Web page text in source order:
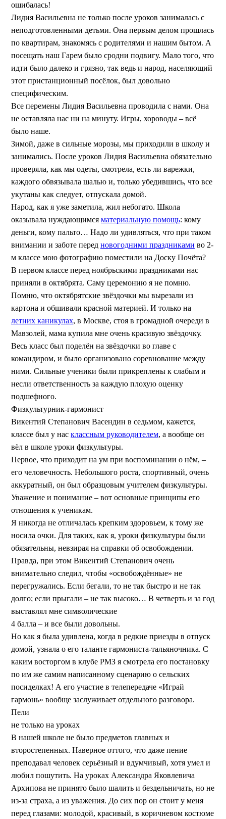
ошибалась!
Лидия Васильевна не только после уроков занималась с
неподготовленными детьми. Она первым делом прошлась
по квартирам, знакомясь с родителями и нашим бытом. А
посещать наш Гарем было сродни подвигу. Мало того, что
идти было далеко и грязно, так ведь и народ, населяющий
этот пристанционный посёлок, был довольно
специфическим.
Все перемены Лидия Васильевна проводила с нами. Она
не оставляла нас ни на минуту. Игры, хороводы – всё
было наше.
Зимой, даже в сильные морозы, мы приходили в школу и
занимались. После уроков Лидия Васильевна обязательно
проверяла, как мы одеты, смотрела, есть ли варежки,
каждого обвязывала шалью и, только убедившись, что все
укутаны как следует, отпускала домой.
Народ, как я уже заметила, жил небогато. Школа
оказывала нуждающимся материальную помощь: кому
деньги, кому пальто… Надо ли удивляться, что при таком
внимании и заботе перед новогодними праздниками во 2-
м классе мою фотографию поместили на Доску Почёта?
В первом классе перед ноябрьскими праздниками нас
приняли в октябрята. Саму церемонию я не помню.
Помню, что октябрятские звёздочки мы вырезали из
картона и обшивали красной материей. И только на
летних каникулах, в Москве, стоя в громадной очереди в
Мавзолей, мама купила мне очень красивую звёздочку.
Весь класс был поделён на звёздочки во главе с
командиром, и было организовано соревнование между
ними. Сильные ученики были прикреплены к слабым и
несли ответственность за каждую плохую оценку
подшефного.
Физкультурник-гармонист
Викентий Степанович Васендин в седьмом, кажется,
классе был у нас классным руководителем, а вообще он
вёл в школе уроки физкультуры.
Первое, что приходит на ум при воспоминании о нём, –
его человечность. Небольшого роста, спортивный, очень
аккуратный, он был образцовым учителем физкультуры.
Уважение и понимание – вот основные принципы его
отношения к ученикам.
Я никогда не отличалась крепким здоровьем, к тому же
носила очки. Для таких, как я, уроки физкультуры были
обязательны, невзирая на справки об освобождении.
Правда, при этом Викентий Степанович очень
внимательно следил, чтобы «освобождённые» не
перегружались. Если бегали, то не так быстро и не так
долго; если прыгали – не так высоко… В четверть и за год
выставлял мне символические
4 балла – и все были довольны.
Но как я была удивлена, когда в редкие приезды в отпуск
домой, узнала о его таланте гармониста-тальяночника. С
каким восторгом в клубе РМЗ я смотрела его постановку
по им же самим написанному сценарию о сельских
посиделках! А его участие в телепередаче «Играй
гармонь» вообще заслуживает отдельного разговора.
Пели
не только на уроках
В нашей школе не было предметов главных и
второстепенных. Наверное оттого, что даже пение
преподавал человек серьёзный и вдумчивый, хотя умел и
любил пошутить. На уроках Александра Яковлевича
Архипова не принято было шалить и бездельничать, но не
из-за страха, а из уважения. До сих пор он стоит у меня
перед глазами: молодой, красивый, в коричневом костюме